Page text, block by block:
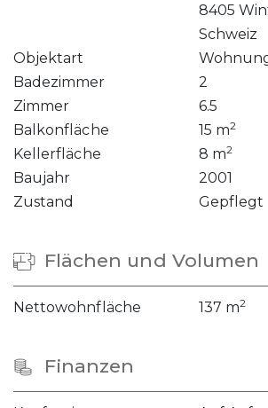
8405
Schweiz
Objektart
Badezimmer
2
Zimmer
6.5
Balkonfläche
15 m2
Kellerfläche 8 m2
Baujahr
2001
Zustand
Gepflegt
Flächen und Volumen
Nettowohnfläche 137 m2
Finanzen